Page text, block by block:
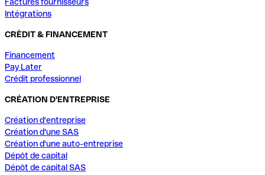
Intégrations
CRÈDIT & FINANCEMENT
Financement
Pay Later
Crédit professionnel
CRÉATION D'ENTREPRISE
Création d'entreprise
Création d'une SAS
Création d'une auto-entreprise
Dépôt de capital
Dépôt de capital SAS